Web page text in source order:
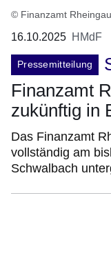
© Finanzamt
16.10.2025 HMdF
Pressemitteilung
Finanzamt
zukünftig in
Das Finanzamt
vollständig am
Schwalbach